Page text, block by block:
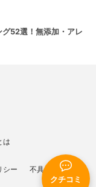
クチコミ
グ52選！無添加・アレ
は
シー 不具合報告